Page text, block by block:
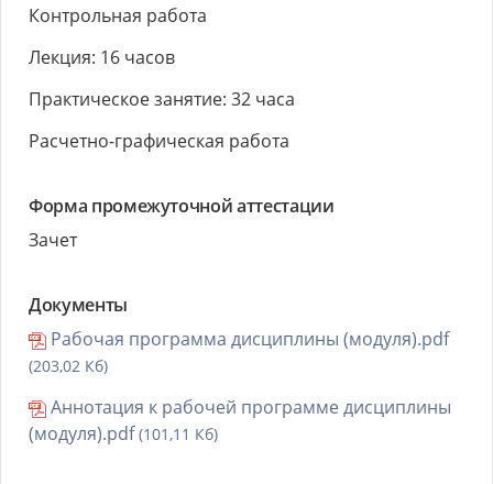
Контрольная работа
Лекция: 16 часов
Практическое занятие: 32 часа
Расчетно-графическая работа
Форма промежуточной аттестации
Зачет
Документы
Рабочая программа дисциплины (модуля).pdf
(203,02 Кб)
Аннотация к рабочей программе дисциплины
(модуля).pdf(101,11 Кб)